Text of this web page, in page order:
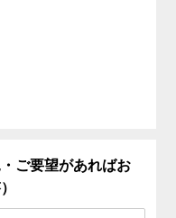
ご要望があればお